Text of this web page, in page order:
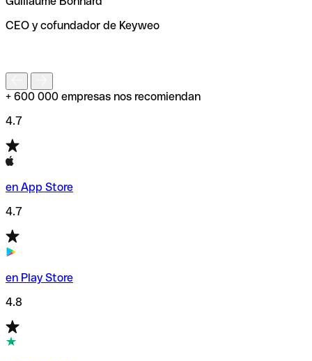
de enviar tu transferencia.
CEO y cofundador de Keyweo
+ 600 000 empresas nos recomiendan
4.7
en App Store
4.7
en Play Store
4.8